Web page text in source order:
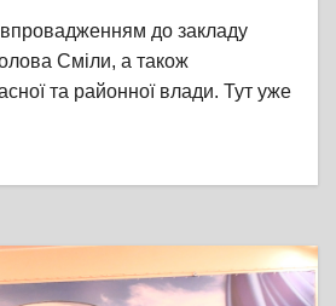
впровадженням до закладу
Сміли, а також
та районної влади. Тут уже